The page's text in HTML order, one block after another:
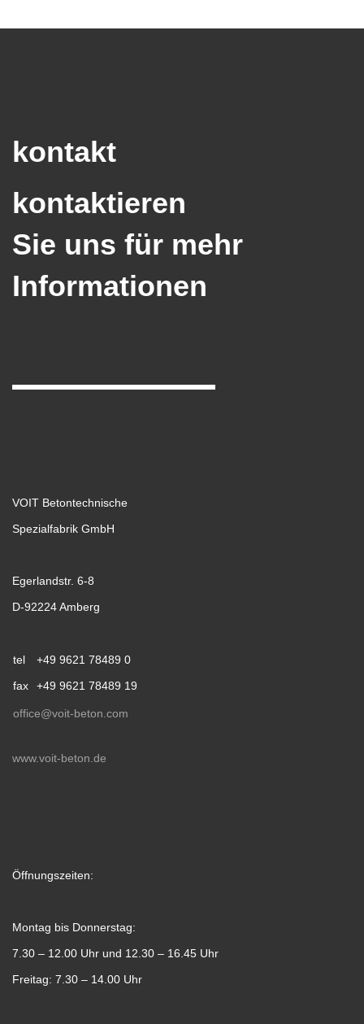
kontakt
kontaktieren
Sie uns für mehr
Informationen
VOIT Betontechnische
Spezialfabrik GmbH
Egerlandstr. 6-8
D-92224 Amberg
tel
fax
+49 9621 78489 0
+49 9621 78489 19
office@voit-beton.com
www.voit-beton.de
Öffnungszeiten:
Montag bis Donnerstag:
7.30 – 12.00 Uhr und 12.30 – 16.45 Uhr
Freitag: 7.30 – 14.00 Uhr